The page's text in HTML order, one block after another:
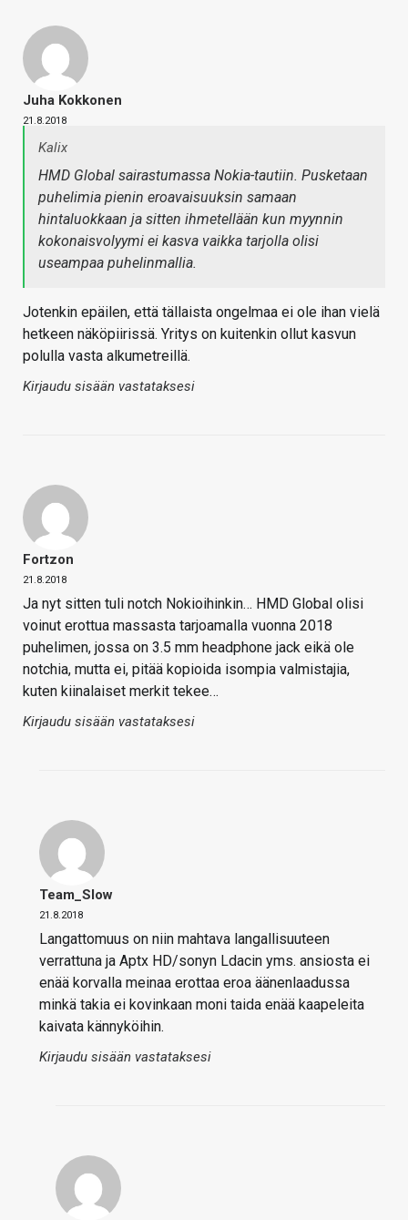
Juha Kokkonen
21.8.2018
Kalix
HMD Global sairastumassa Nokia-tautiin. Pusketaan
puhelimia pienin eroavaisuuksin samaan
hintaluokkaan ja sitten ihmetellään kun myynnin
kokonaisvolyymi ei kasva vaikka tarjolla olisi
useampaa puhelinmallia.
Jotenkin epäilen, että tällaista ongelmaa ei ole ihan vielä
hetkeen näköpiirissä. Yritys on kuitenkin ollut kasvun
polulla vasta alkumetreillä.
Kirjaudu sisään vastataksesi
Fortzon
21.8.2018
Ja nyt sitten tuli notch Nokioihinkin… HMD Global olisi
voinut erottua massasta tarjoamalla vuonna 2018
puhelimen, jossa on 3.5 mm headphone jack eikä ole
notchia, mutta ei, pitää kopioida isompia valmistajia,
kuten kiinalaiset merkit tekee…
Kirjaudu sisään vastataksesi
Team_Slow
21.8.2018
Langattomuus on niin mahtava langallisuuteen
verrattuna ja Aptx HD/sonyn Ldacin yms. ansiosta ei
enää korvalla meinaa erottaa eroa äänenlaadussa
minkä takia ei kovinkaan moni taida enää kaapeleita
kaivata kännyköihin.
Kirjaudu sisään vastataksesi